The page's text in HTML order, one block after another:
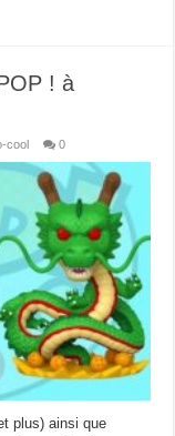
! à
cool 0
plus) ainsi que